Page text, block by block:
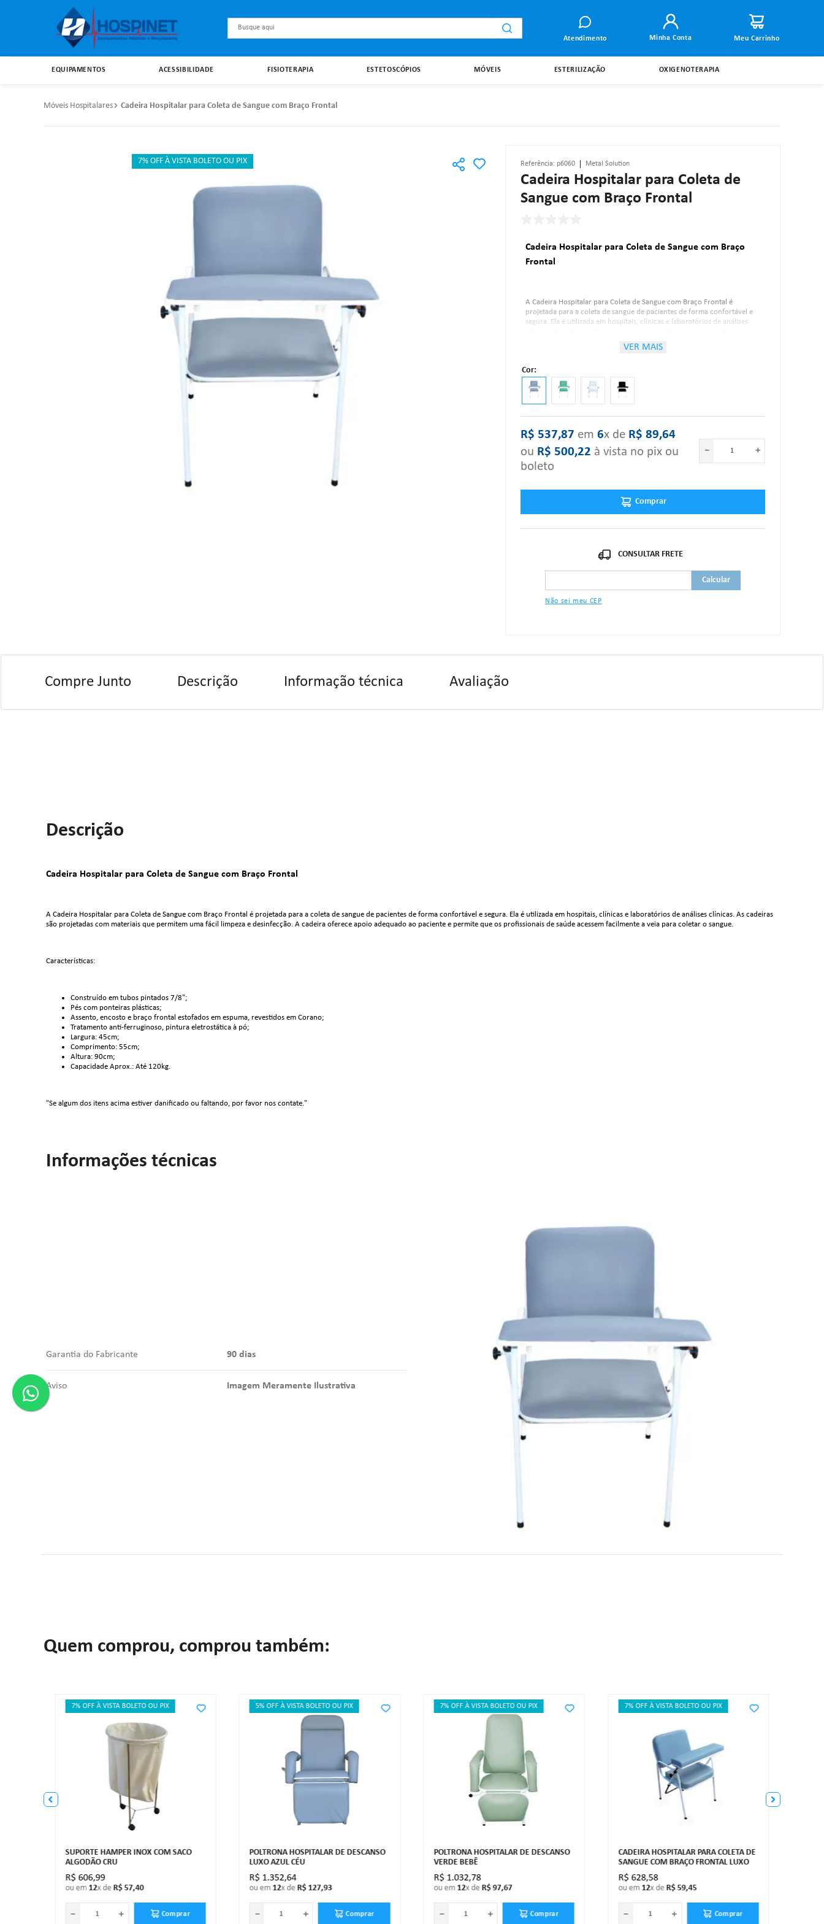
Busque aqui
Atendimento Minha Conta
EQUIPAMENTOS ACESSIBILIDADE FISIOTERAPIA ESTETOSCÓPIOS MÓVEIS ESTERILIZAÇÃO OXIGENOTERAPIA
Móveis Hospitalares Cadeira Hospitalar para Coleta de Sangue com Braço Frontal
7% OFF À VISTA BOLETO OU PIX Referência: p6060 Metal Solution
Cadeira Hospitalar para Coleta de
Sangue com Braço Frontal
Cadeira Hospitalar para Coleta de Sangue com Braço
Frontal
A Cadeira Hospitalar para Coleta de Sangue com Braço Frontal é
projetada para a coleta de sangue de pacientes de forma confortável e
segura. Ela é utilizada em hospitais, clínicas e laboratórios de análises
paciente e permite que os profissionais de saúde acessem facilmente a
Características:
Construído em tubos pintados 7/8";
Assento, encosto e braço frontal estofados em espuma,
revestidos em Corano;
Capacidade Aprox.: Até 120kg.
"Se algum dos itens acima estiver danificado ou faltando, por favor nos
VER MAIS
Cor
R$ 537,87 ‎ em‎ ‎6x de‎ ‎ R$ 89,64
ou R$ 500,22 à vista no pix ou
boleto
＋
－
Comprar
Não sei meu CEP
Compre Junto Descrição Informação técnica Avaliação
Descrição
Cadeira Hospitalar para Coleta de Sangue com Braço Frontal
A Cadeira Hospitalar para Coleta de Sangue com Braço Frontal é projetada para a coleta de sangue de pacientes de forma confortável e segura. Ela é utilizada em hospitais, clínicas e laboratórios de análises clínicas. As cadeiras
são projetadas com materiais que permitem uma fácil limpeza e desinfecção. A cadeira oferece apoio adequado ao paciente e permite que os profissionais de saúde acessem facilmente a veia para coletar o sangue.
Características:
Construído em tubos pintados 7/8";
Pés com ponteiras plásticas;
Assento, encosto e braço frontal estofados em espuma, revestidos em Corano;
Tratamento anti-ferruginoso, pintura eletrostática à pó;
Largura: 45cm;
Comprimento: 55cm;
Altura: 90cm;
Capacidade Aprox.: Até 120kg.
"Se algum dos itens acima estiver danificado ou faltando, por favor nos contate."
Informações técnicas
Garantia do Fabricante 90 dias
Aviso Imagem Meramente Ilustrativa
Quem comprou, comprou também:
7% OFF À VISTA BOLETO OU PIX
SUPORTE HAMPER INOX COM SACO
ALGODÃO CRU
R$ 606,99
ou em 12x de R$ 57,40
＋
－ Comprar
5% OFF À VISTA BOLETO OU PIX
POLTRONA HOSPITALAR DE DESCANSO
LUXO AZUL CÉU
R$ 1.352,64
ou em12x deR$ 127,93
＋
－ Comprar
7% OFF À VISTA BOLETO OU PIX
POLTRONA HOSPITALAR DE DESCANSO
VERDE BEBÊ
R$ 1.032,78
ou em 12x de R$ 97,67
＋
－ Comprar
7% OFF À VISTA BOLETO OU PIX
CADEIRA HOSPITALAR PARA COLETA DE
SANGUE COM BRAÇO FRONTAL LUXO
R$ 628,58
ou em 12x de R$ 59,45
＋
－ Comprar